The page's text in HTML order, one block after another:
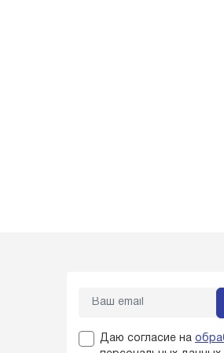
Даю согласие на